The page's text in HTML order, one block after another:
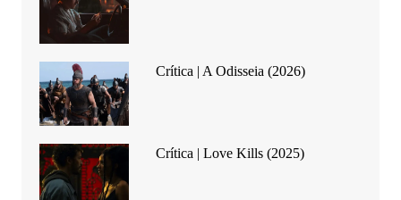
Crítica | A Odisseia (2026)
Crítica | Love Kills (2025)